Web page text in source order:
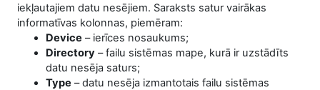
iekļautajiem datu nesējiem. Saraksts satur vairākas
informatīvas kolonnas, piemēram:
Device – ierīces nosaukums;
Directory – failu sistēmas mape, kurā ir uzstādīts
datu nesēja saturs;
Type – datu nesēja izmantotais failu sistēmas